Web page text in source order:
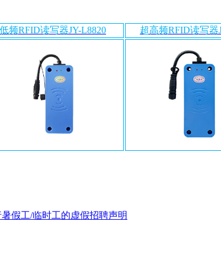
低频RFID读写器JY-L8820 超高频RFID读写器
假工/临时工的虚假招聘声明